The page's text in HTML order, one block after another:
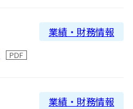
業績・財務情報
業績・財務情報